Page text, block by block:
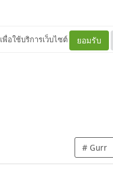
เพื่อใช้บริการเว็บไซต์ ยอมรับ